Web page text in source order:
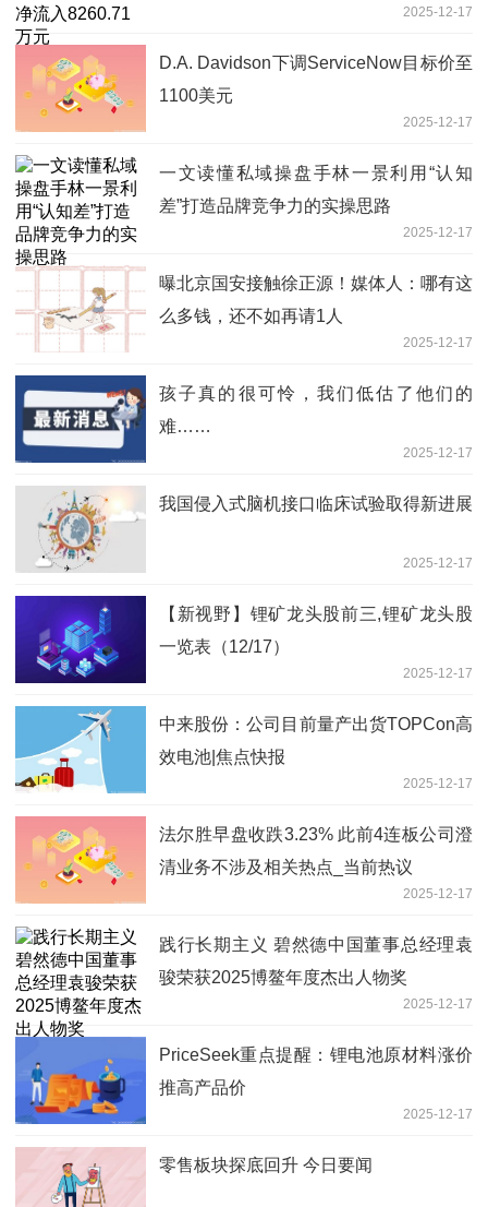
2025-12-17
D.A. Davidson下调ServiceNow目标价至
1100美元
2025-12-17
一文读懂私域操盘手林一景利用“认知
差”打造品牌竞争力的实操思路
2025-12-17
曝北京国安接触徐正源！媒体人：哪有这
么多钱，还不如再请1人
2025-12-17
孩子真的很可怜，我们低估了他们的
难……
2025-12-17
我国侵入式脑机接口临床试验取得新进展
2025-12-17
【新视野】锂矿龙头股前三,锂矿龙头股
一览表（12/17）
2025-12-17
中来股份：公司目前量产出货TOPCon高
效电池|焦点快报
2025-12-17
法尔胜早盘收跌3.23% 此前4连板公司澄
清业务不涉及相关热点_当前热议
2025-12-17
践行长期主义 碧然德中国董事总经理袁
骏荣获2025博鳌年度杰出人物奖
2025-12-17
PriceSeek重点提醒：锂电池原材料涨价
推高产品价
2025-12-17
零售板块探底回升 今日要闻